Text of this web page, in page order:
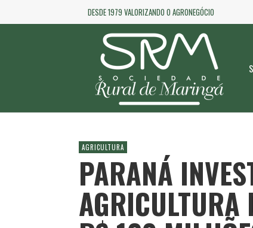
DESDE 1979 VALORIZANDO O AGRONEGÓCIO
AGRICULTURA
PARANÁ
AGRICULTURA